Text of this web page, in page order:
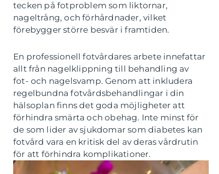
tecken på fotproblem som liktornar,
nageltrång, och förhårdnader, vilket
förebygger större besvär i framtiden.
En professionell fotvårdares arbete innefattar
allt från nagelklippning till behandling av
fot- och nagelsvamp. Genom att inkludera
regelbundna fotvårdsbehandlingar i din
hälsoplan finns det goda möjligheter att
förhindra smärta och obehag. Inte minst för
de som lider av sjukdomar som diabetes kan
fotvård vara en kritisk del av deras vårdrutin
för att förhindra komplikationer.